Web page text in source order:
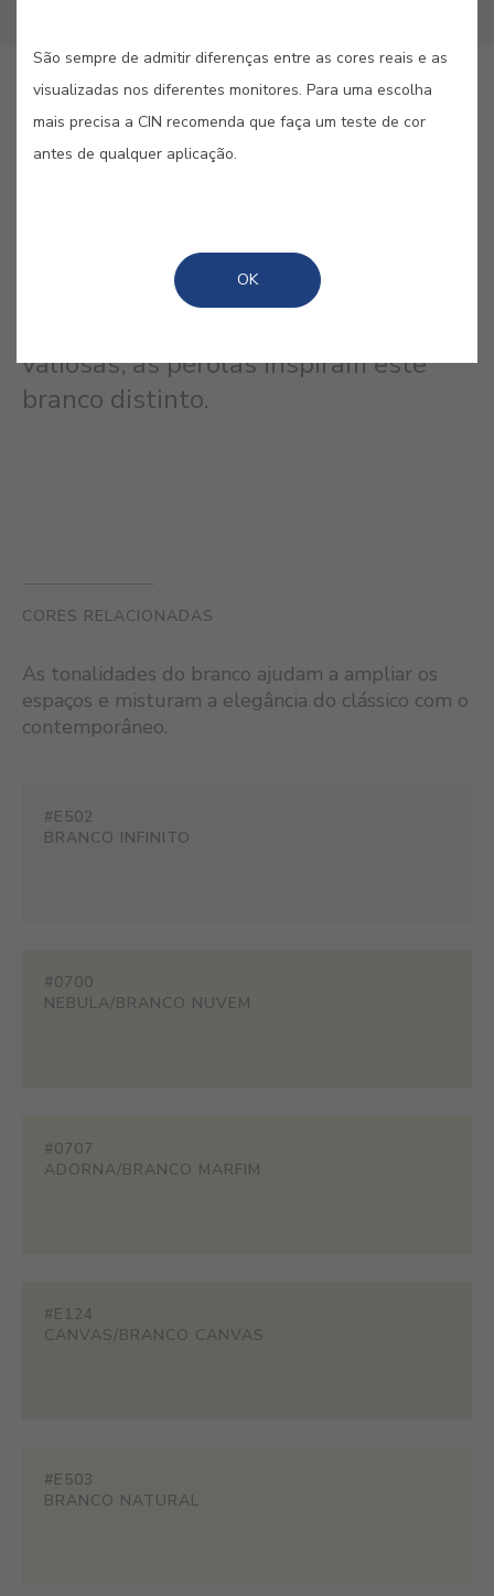
GUARDAR
BRANCO PÉROLA #E505
valiosas, as pérolas inspiram este
branco distinto.
CORES RELACIONADAS
As tonalidades do branco ajudam a ampliar os
espaços e misturam a elegância do clássico com o
contemporâneo.
#E502
BRANCO INFINITO
#0700
NEBULA/BRANCO NUVEM
#0707
ADORNA/BRANCO MARFIM
#E124
CANVAS/BRANCO CANVAS
#E503
BRANCO NATURAL
São sempre de admitir diferenças entre as cores reais e as
visualizadas nos diferentes monitores. Para uma escolha
mais precisa a CIN recomenda que faça um teste de cor
antes de qualquer aplicação.
OK